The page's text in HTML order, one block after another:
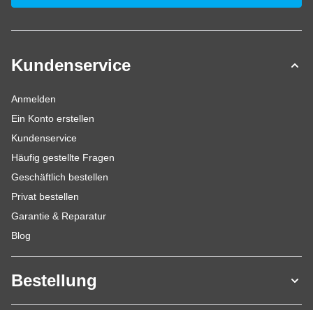
Kundenservice
Anmelden
Ein Konto erstellen
Kundenservice
Häufig gestellte Fragen
Geschäftlich bestellen
Privat bestellen
Garantie & Reparatur
Blog
Bestellung